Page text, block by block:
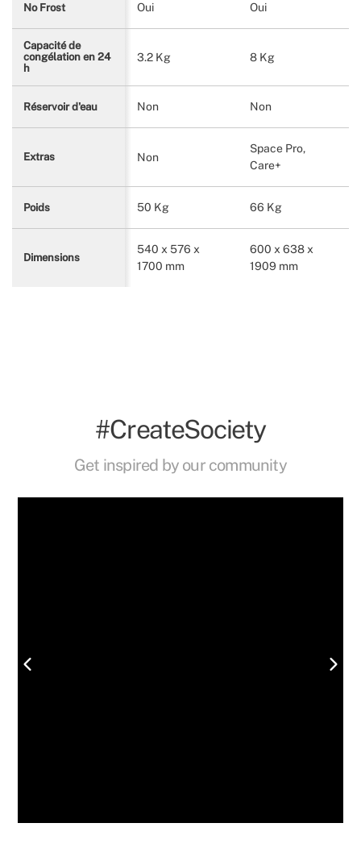
No Frost Oui Oui
Capacité de
congélation en 24
h
3.2 Kg 8 Kg
Réservoir d'eau Non Non
Extras Non
Space Pro,
Care+
Poids 50 Kg 66 Kg
Dimensions
540 x 576 x
1700 mm
600 x 638 x
1909 mm
#CreateSociety
Get inspired by our community